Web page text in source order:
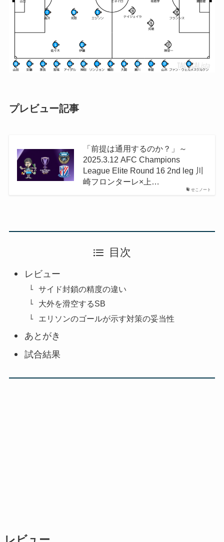
プレビュー記事
せこノート
「前提は通用するのか？」～
2025.3.12 AFC Champions
League Elite Round 16 2nd leg 川
崎フロンターレ×上…
目次
レビュー
サイド封鎖の精度の違い
大外を滑空するSB
エリソンのゴールが示す対策の妥当性
あとがき
試合結果